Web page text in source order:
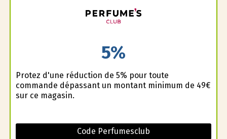
5%
Profitez d'une réduction de 5% pour toute
commande dépassant un montant minimum de 49€
sur ce magasin.
Code Perfumesclub